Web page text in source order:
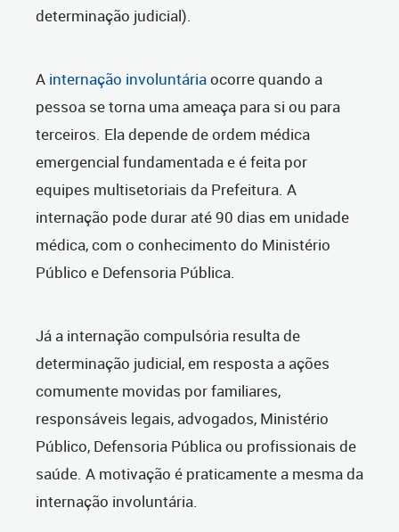
determinação judicial).
A internação involuntáriaocorre quando a
pessoa se torna uma ameaça para si ou para
terceiros. Ela depende de ordem médica
emergencial fundamentada e é feita por
equipes multisetoriais da Prefeitura. A
internação pode durar até 90 dias em unidade
médica, com o conhecimento do Ministério
Público e Defensoria Pública.
Já a internação compulsória resulta de
determinação judicial, em resposta a ações
comumente movidas por familiares,
responsáveis legais, advogados, Ministério
Público, Defensoria Pública ou profissionais de
saúde. A motivação é praticamente a mesma da
internação involuntária.